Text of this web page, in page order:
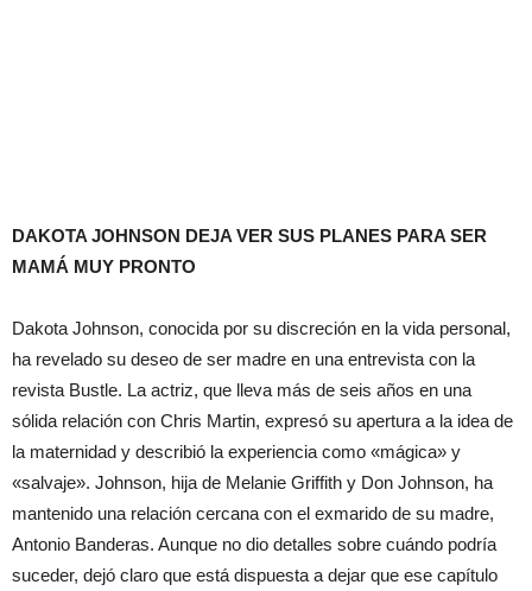
DAKOTA JOHNSON DEJA VER SUS PLANES PARA SER
MAMÁ MUY PRONTO
Dakota Johnson, conocida por su discreción en la vida personal,
ha revelado su deseo de ser madre en una entrevista con la
revista Bustle. La actriz, que lleva más de seis años en una
sólida relación con Chris Martin, expresó su apertura a la idea de
la maternidad y describió la experiencia como «mágica» y
«salvaje». Johnson, hija de Melanie Griffith y Don Johnson, ha
mantenido una relación cercana con el exmarido de su madre,
Antonio Banderas. Aunque no dio detalles sobre cuándo podría
suceder, dejó claro que está dispuesta a dejar que ese capítulo